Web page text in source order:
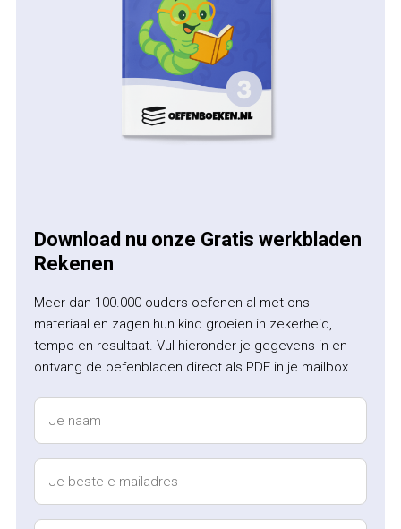
Download nu onze Gratis werkbladen
Rekenen
Meer dan 100.000 ouders oefenen al met ons
materiaal en zagen hun kind groeien in zekerheid,
tempo en resultaat. Vul hieronder je gegevens in en
ontvang de oefenbladen direct als PDF in je mailbox.